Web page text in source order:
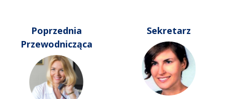
Poprzednia
Przewodnicząca
Sekretarz